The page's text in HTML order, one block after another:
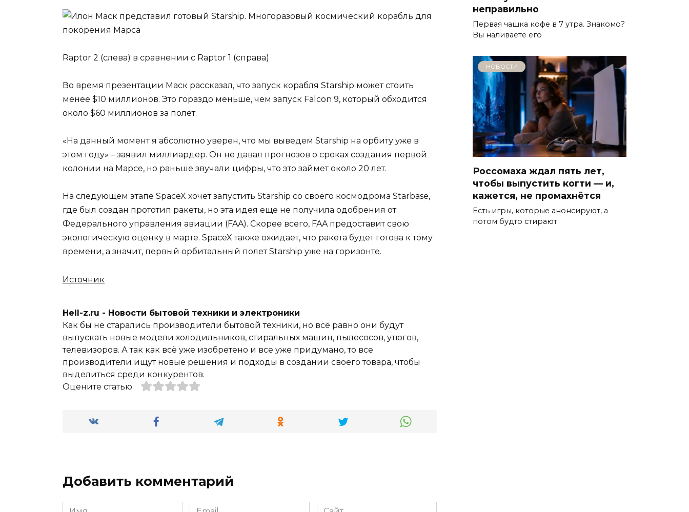
Raptor 2 (слева) в сравнении с Raptor 1 (справа)
Во время презентации Маск рассказал, что запуск корабля Starship может стоить
менее $10 миллионов. Это гораздо меньше, чем запуск Falcon 9, который обходится
около $60 миллионов за полет.
«На данный момент я абсолютно уверен, что мы выведем Starship на орбиту уже в
этом году» – заявил миллиардер. Он не давал прогнозов о сроках создания первой
колонии на Марсе, но раньше звучали цифры, что это займет около 20 лет.
На следующем этапе SpaceX хочет запустить Starship со своего космодрома Starbase,
где был создан прототип ракеты, но эта идея еще не получила одобрения от
Федерального управления авиации (FAA). Скорее всего, FAA предоставит свою
экологическую оценку в марте. SpaceX также ожидает, что ракета будет готова к тому
времени, а значит, первый орбитальный полет Starship уже на горизонте.
Источник
Hell-z.ru - Новости бытовой техники и электроники
Как бы не старались производители бытовой техники, но всё равно они будут
выпускать новые модели холодильников, стиральных машин, пылесосов, утюгов,
телевизоров. А так как всё уже изобретено и все уже придумано, то все
производители ищут новые решения и подходы в создании своего товара, чтобы
выделиться среди конкурентов.
Оцените статью
Добавить комментарий
Имя Email Сайт
неправильно
Первая чашка кофе в 7 утра. Знакомо?
Вы наливаете его
НОВОСТИ
Россомаха ждал пять лет,
чтобы выпустить когти — и,
кажется, не промахнётся
Есть игры, которые анонсируют, а
потом будто стирают